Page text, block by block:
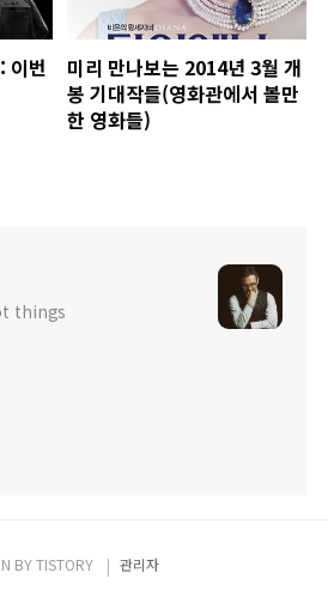
이번
미리 만나보는 2014년 3월 개
봉 기대작들(영화관에서 볼만
한 영화들)
things
BYTISTORY 관리자